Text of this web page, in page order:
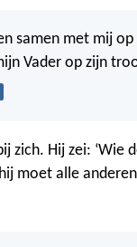
samen met mij
Vader op zijn
zich. Hij zei: ‘Wie
moet alle anderen